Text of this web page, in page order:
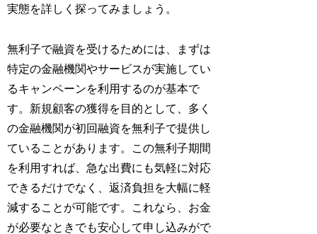
実態を詳しく探ってみましょう。
無利子で融資を受けるためには、まずは
特定の金融機関やサービスが実施してい
るキャンペーンを利用するのが基本で
す。新規顧客の獲得を目的として、多く
の金融機関が初回融資を無利子で提供し
ていることがあります。この無利子期間
を利用すれば、急な出費にも気軽に対応
できるだけでなく、返済負担を大幅に軽
減することが可能です。これなら、お金
が必要なときでも安心して申し込みがで